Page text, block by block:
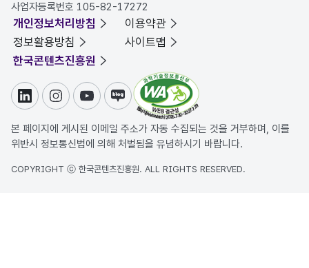
사업자등록번호 105-82-17272
개인정보처리방침
이용약관
정보활용방침
사이트맵
한국콘텐츠진흥원
링크드인인스타그램
유튜브블로그
본 페이지에 게시된 이메일 주소가 자동 수집되는 것을 거부하며, 이를
위반시 정보통신법에 의해 처벌됨을 유념하시기 바랍니다.
COPYRIGHT ⓒ 한국콘텐츠진흥원. ALL RIGHTS RESERVED.